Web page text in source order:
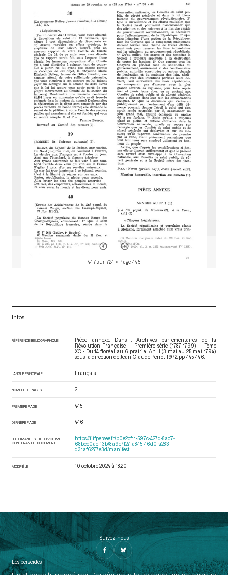
447 sur 724 • Page 445
Infos
RÉFÉRENCE BIBLIOGRAPHIQUE
Pièce annexe. Dans : Archives parlementaires de la
Révolution Française — Première série (1787-1799) — Tome
XC - Du 14 floréal au 6 prairial An II (3 mai au 25 mai 1794),
sous la direction de Jean-Claude Perrot. 1972. pp. 445-446.
LANGUE PRINCIPALE Français
NOMBRE DE PAGES 2
PREMIÈRE PAGE 445
DERNIÈRE PAGE 446
URI DU MANIFEST IIIF DU VOLUME
CONTENANT LE DOCUMENT
https://iiif.persee.fr/b0e2cf11-597c-427d-8ac7-
68bcc0acf13b/8a9e7f27-a845-46d0-a283-
d31af6277e3d/manifest
MODIFIÉ LE 10 octobre 2024 à 18:20
Suivez-nous
Les perséides